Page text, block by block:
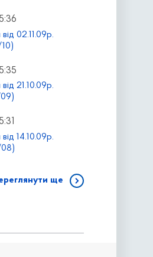
02.11.09р.
21.10.09р.
14.10.09р.
ще